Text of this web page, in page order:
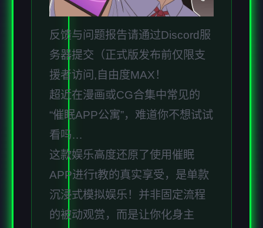
反馈与问题报告请通过Discord服
务器提交（正式版发布前仅限支
援者访问,自由度MAX！
超近在漫画或CG合集中常见的
“催眠APP公寓”，难道你不想试试
看吗…
这款娱乐高度还原了使用催眠
APP进行t教的真实享受，是单款
沉浸式模拟娱乐！并非固定流程
的被动观赏，而是让你化身主